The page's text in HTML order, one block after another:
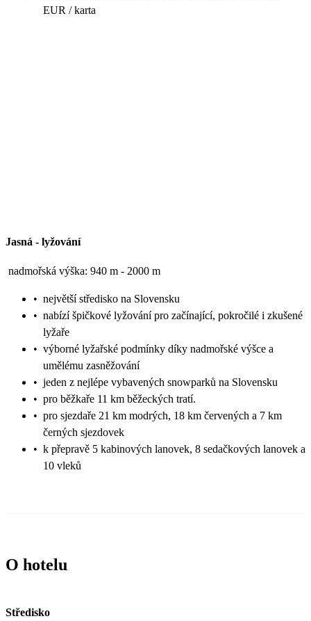
EUR / karta
Jasná - lyžování
nadmořská výška: 940 m - 2000 m
• největší středisko na Slovensku
• nabízí špičkové lyžování pro začínající, pokročilé i zkušené
lyžaře
• výborné lyžařské podmínky díky nadmořské výšce a
umělému zasněžování
• jeden z nejlépe vybavených snowparků na Slovensku
• pro běžkaře 11 km běžeckých tratí.
• pro sjezdaře 21 km modrých, 18 km červených a 7 km
černých sjezdovek
• k přepravě 5 kabinových lanovek, 8 sedačkových lanovek a
10 vleků
O hotelu
Středisko